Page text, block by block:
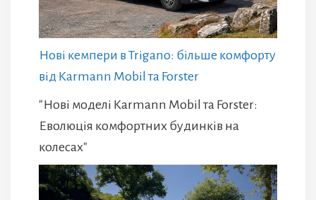
Нові кемпери в Trigano: більше комфорту
від Karmann Mobil та Forster
"Нові моделі Karmann Mobil та Forster:
Еволюція комфортних будинків на
колесах"